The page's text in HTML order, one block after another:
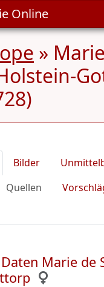
Online
»
Bilder
Quellen
Marie de